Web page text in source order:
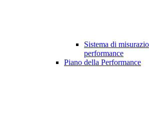
Sistema di
performance
Piano della Performance